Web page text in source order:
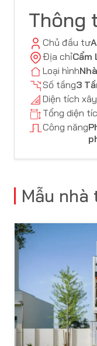
Thông
Chủ đầu tư
Địa chỉCẩm
Loại hình
Số tầng3
Diện tích
Tổng diện
Công năng
Mẫu